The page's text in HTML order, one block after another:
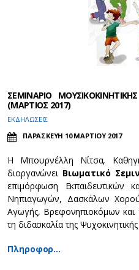
ΣΕΜΙΝΑΡΙΟ
(ΜΑΡΤΙΟΣ 2017)
ΕΚΔΗΛΩΣΕΙΣ
ΠΑΡΑΣΚΕΥΗ 10 ΜΑΡΤΙΟΥ 2017
Η Μπουρνέλλη Νίτσα,
διοργανώνειΒιωματικό
επιμόρφωση Εκπαιδευτικών
Νηπιαγωγών, Δασκάλων
Αγωγής, Βρεφονηπιοκόμων και
τη διδασκαλία της
Πληροφορ…